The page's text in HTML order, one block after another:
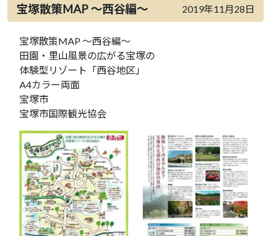
宝塚散策MAP ～西谷編～ 2019年11月28日
宝塚散策MAP ～西谷編～
田園・里山風景の広がる宝塚の
体験型リゾート「西谷地区」
A4カラー両面
宝塚市
宝塚市国際観光協会